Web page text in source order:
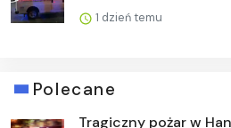
1 dzień temu
Polecane
Tragiczny pożar w